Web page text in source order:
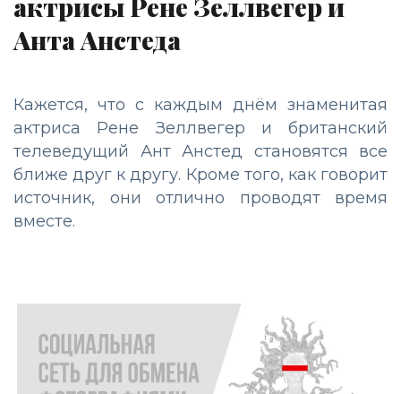
актрисы Рене Зеллвегер и
Анта Анстеда
Кажется, что с каждым днём знаменитая
актриса Рене Зеллвегер и британский
телеведущий Ант Анстед становятся все
ближе друг к другу. Кроме того, как говорит
источник, они отлично проводят время
вместе.